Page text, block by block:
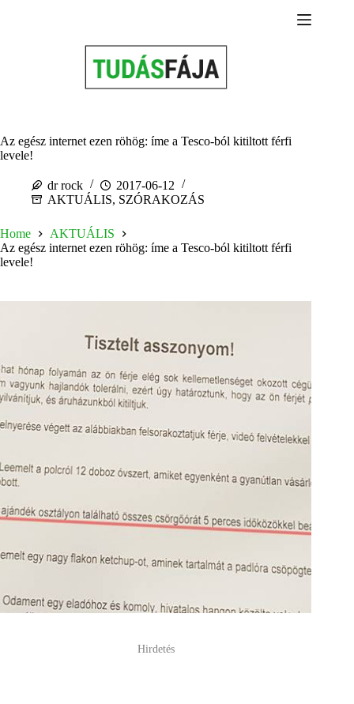
Az egész internet ezen röhög: íme a Tesco-ból kitiltott férfi
levele!
dr rock
2017-06-12
AKTUÁLIS, SZÓRAKOZÁS
Home
AKTUÁLIS
Az egész internet ezen röhög: íme a Tesco-ból kitiltott férfi
levele!
Hirdetés